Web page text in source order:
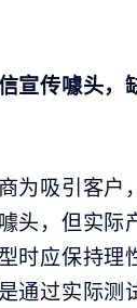
宣传噱头
为吸引客户
头，但实际
时应保持理
通过实际测